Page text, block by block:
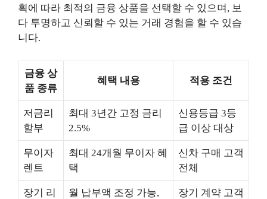
획에 따라 최적의 금융 상품을 선택할 수 있으며, 보
다 투명하고 신뢰할 수 있는 거래 경험을 할 수 있습
니다.
금융 상
품 종류
혜택 내용 적용 조건
저금리
할부
최대 3년간 고정 금리
2.5%
신용등급 3등
급 이상 대상
무이자
렌트
최대 24개월 무이자 혜
택
신차 구매 고객
전체
장기 리
월 납부액 조정 가능,
장기 계약 고객